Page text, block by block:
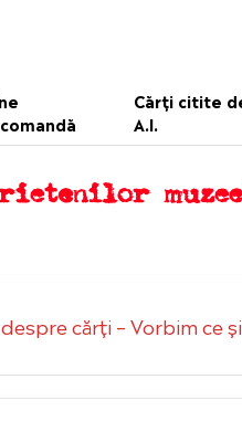
Cărți citite
A.I.
cărți – Vorbim ce